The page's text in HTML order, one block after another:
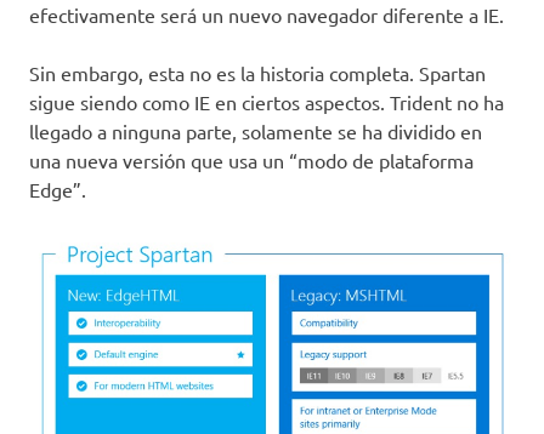
efectivamente será un nuevo navegador diferente a IE.
Sin embargo, esta no es la historia completa. Spartan
sigue siendo como IE en ciertos aspectos. Trident no ha
llegado a ninguna parte, solamente se ha dividido en
una nueva versión que usa un “modo de plataforma
Edge”.